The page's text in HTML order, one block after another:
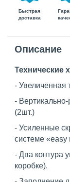
Быстрая
доставка
Описание
Технические
- Увеличенная
-
(2шт.)
- Усиленные
системе «easy
- Два контура
коробке).